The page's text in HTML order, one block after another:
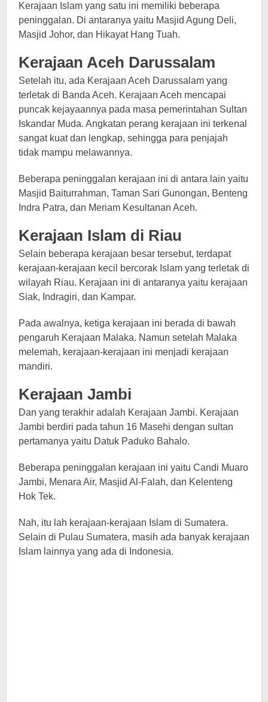
Kerajaan Islam yang satu ini memiliki beberapa
peninggalan. Di antaranya yaitu Masjid Agung Deli,
Masjid Johor, dan Hikayat Hang Tuah.
Kerajaan Aceh Darussalam
Setelah itu, ada Kerajaan Aceh Darussalam yang
terletak di Banda Aceh. Kerajaan Aceh mencapai
puncak kejayaannya pada masa pemerintahan Sultan
Iskandar Muda. Angkatan perang kerajaan ini terkenal
sangat kuat dan lengkap, sehingga para penjajah
tidak mampu melawannya.
Beberapa peninggalan kerajaan ini di antara lain yaitu
Masjid Baiturrahman, Taman Sari Gunongan, Benteng
Indra Patra, dan Meriam Kesultanan Aceh.
Kerajaan Islam di Riau
Selain beberapa kerajaan besar tersebut, terdapat
kerajaan-kerajaan kecil bercorak Islam yang terletak di
wilayah Riau. Kerajaan ini di antaranya yaitu kerajaan
Siak, Indragiri, dan Kampar.
Pada awalnya, ketiga kerajaan ini berada di bawah
pengaruh Kerajaan Malaka. Namun setelah Malaka
melemah, kerajaan-kerajaan ini menjadi kerajaan
mandiri.
Kerajaan Jambi
Dan yang terakhir adalah Kerajaan Jambi. Kerajaan
Jambi berdiri pada tahun 16 Masehi dengan sultan
pertamanya yaitu Datuk Paduko Bahalo.
Beberapa peninggalan kerajaan ini yaitu Candi Muaro
Jambi, Menara Air, Masjid Al-Falah, dan Kelenteng
Hok Tek.
Nah, itu lah kerajaan-kerajaan Islam di Sumatera.
Selain di Pulau Sumatera, masih ada banyak kerajaan
Islam lainnya yang ada di Indonesia.